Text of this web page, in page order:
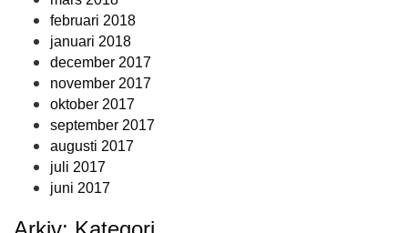
februari 2018
januari 2018
december 2017
november 2017
oktober 2017
september 2017
augusti 2017
juli 2017
juni 2017